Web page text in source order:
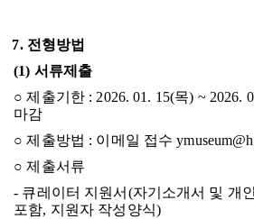
7. 전형방법
(1) 서류제출
○제출기한 : 2026. 01. 15(목) ~ 2026.
마감
○제출방법 : 이메일 접수
○제출서류
- 큐레이터 지원서 (자기소개서 및 개
포함, 지원자 작성양식)